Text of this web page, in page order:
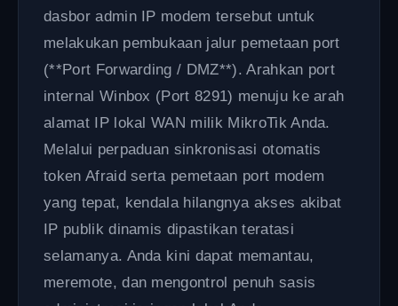
dasbor admin IP modem tersebut untuk
melakukan pembukaan jalur pemetaan port
(**Port Forwarding / DMZ**). Arahkan port
internal Winbox (Port 8291) menuju ke arah
alamat IP lokal WAN milik MikroTik Anda.
Melalui perpaduan sinkronisasi otomatis
token Afraid serta pemetaan port modem
yang tepat, kendala hilangnya akses akibat
IP publik dinamis dipastikan teratasi
selamanya. Anda kini dapat memantau,
meremote, dan mengontrol penuh sasis